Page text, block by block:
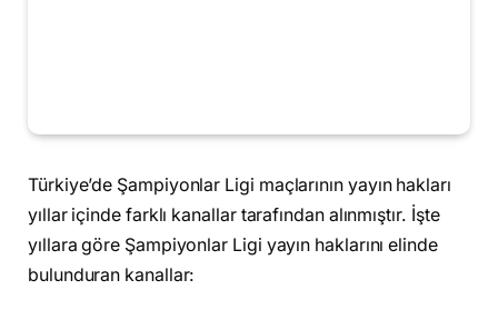
Türkiye’de Şampiyonlar Ligi maçlarının yayın hakları
yıllar içinde farklı kanallar tarafından alınmıştır. İşte
yıllara göre Şampiyonlar Ligi yayın haklarını elinde
bulunduran kanallar: